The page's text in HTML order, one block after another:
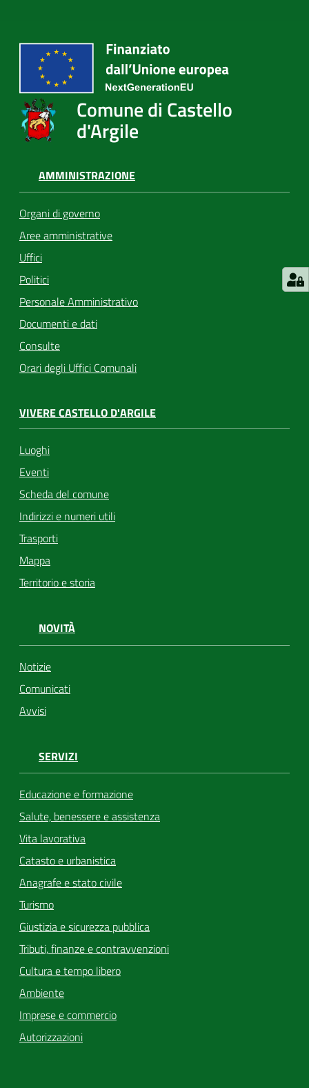
Comune di Castello
d'Argile
AMMINISTRAZIONE
Organi di governo
Aree amministrative
Uffici
Politici
Personale Amministrativo
Documenti e dati
Consulte
Orari degli Uffici Comunali
VIVERE CASTELLO D'ARGILE
Luoghi
Eventi
Scheda del comune
Indirizzi e numeri utili
Trasporti
Mappa
Territorio e storia
NOVITÀ
Notizie
Comunicati
Avvisi
SERVIZI
Educazione e formazione
Salute, benessere e assistenza
Vita lavorativa
Catasto e urbanistica
Anagrafe e stato civile
Turismo
Giustizia e sicurezza pubblica
Tributi, finanze e contravvenzioni
Cultura e tempo libero
Ambiente
Imprese e commercio
Autorizzazioni